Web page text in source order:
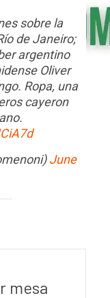
sobre la
de Janeiro;
argentino
Oliver
Ropa, una
cayeron
June
mesa